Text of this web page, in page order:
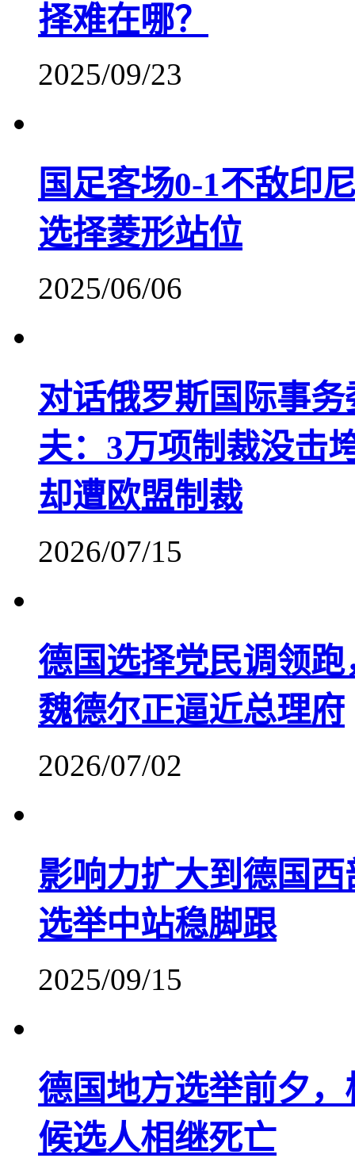
择难在哪？
2025/09/23
国足客场0-1不敌印
选择菱形站位
2025/06/06
对话俄罗斯国际事
夫：3万项制裁没击
却遭欧盟制裁
2026/07/15
德国选择党民调领
魏德尔正逼近总理府
2026/07/02
影响力扩大到德国
选举中站稳脚跟
2025/09/15
德国地方选举前夕
候选人相继死亡